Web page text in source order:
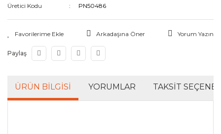
Üretici Kodu
PN50486
Arkadaşına Öner Yorum Yazın
Paylaş
ÜRÜN BILGISI YORUMLAR TAKSIT